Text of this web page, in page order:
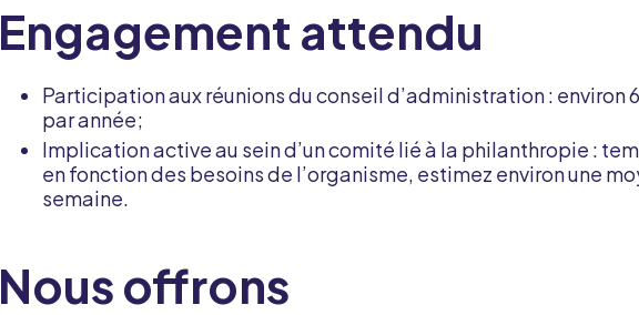
Engagement attendu
Participation aux réunions du conseil d’administration : environ
par année;
Implication active au sein d’un comité lié à la philanthropie :
en fonction des besoins de l’organisme, estimez environ une
semaine.
Nous offrons